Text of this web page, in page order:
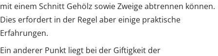
mit einem Schnitt Gehölz sowie Zweige abtrennen können.
Dies erfordert in der Regel aber einige praktische
Erfahrungen.
Ein anderer Punkt liegt bei der Giftigkeit der